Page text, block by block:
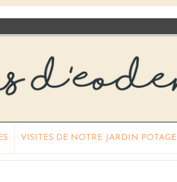
VISITES DE NOTRE JARDIN